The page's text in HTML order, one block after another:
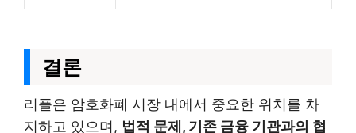
결론
리플은 암호화폐 시장 내에서 중요한 위치를 차
지하고 있으며, 법적 문제, 기존 금융 기관과의 협